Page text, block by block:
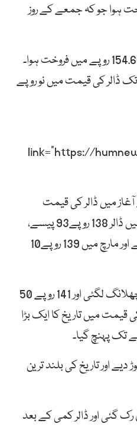
میں فروخت ہوا جو کہ جمعے کے روز
اسی طرح انٹر بینک میں ڈالر 154.60 روپے میں فروخت ہوا۔
ڈالر کی قیمت میں نو روپے
link=”https://
میں ڈالر کی قیمت
مسلسل بڑھتی رہی، جنوری میں ڈالر 138 روپے93 پیسے،
فروری میں 138 روپے 90 پیسے اور مارچ میں 139 روپے10
اپریل 2019 میں ڈالر نے بڑی چھلانگ لگئی اور 141 روپے 50
قیمت میں تاریخ کا ایک بڑا
دیے اور تاریخ کی بلند ترین
کی اڑان رک گئی اور ڈالر کمی کے بعد